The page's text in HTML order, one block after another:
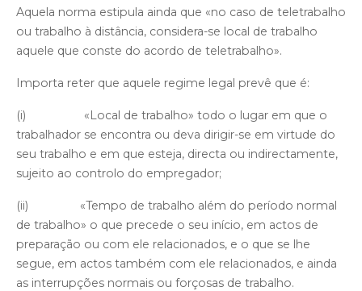
Aquela norma estipula ainda que «no caso de teletrabalho
ou trabalho à distância, considera-se local de trabalho
aquele que conste do acordo de teletrabalho».
Importa reter que aquele regime legal prevê que é:
(i) «Local de trabalho» todo o lugar em que o
trabalhador se encontra ou deva dirigir-se em virtude do
seu trabalho e em que esteja, directa ou indirectamente,
sujeito ao controlo do empregador;
(ii) «Tempo de trabalho além do período normal
de trabalho» o que precede o seu início, em actos de
preparação ou com ele relacionados, e o que se lhe
segue, em actos também com ele relacionados, e ainda
as interrupções normais ou forçosas de trabalho.